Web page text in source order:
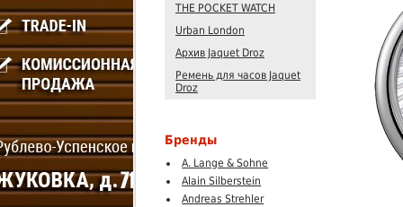
THE POCKET WATCH
Urban London
Архив Jaquet Droz
Ремень для часов Jaquet
Droz
Бренды
A. Lange & Sohne
Alain Silberstein
Andreas Strehler